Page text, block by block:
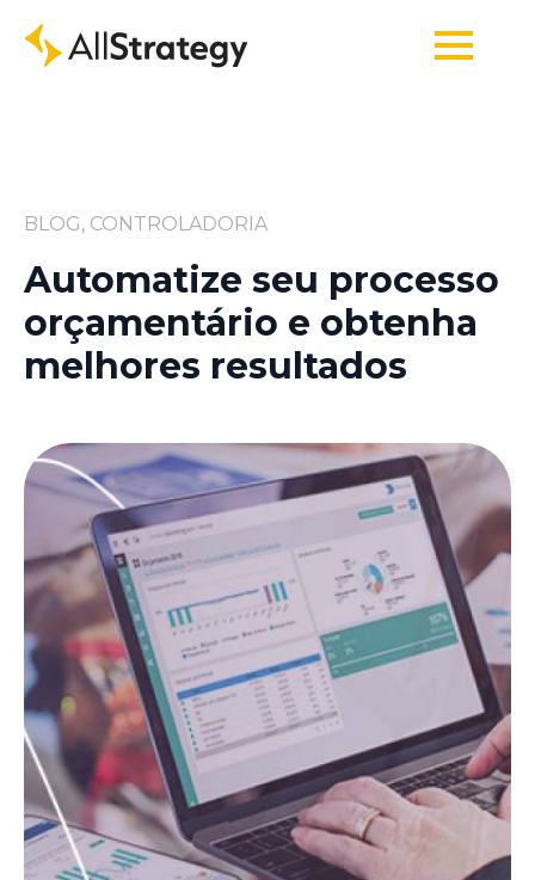
BLOG, CONTROLADORIA
Automatize seu processo
orçamentário e obtenha
melhores resultados